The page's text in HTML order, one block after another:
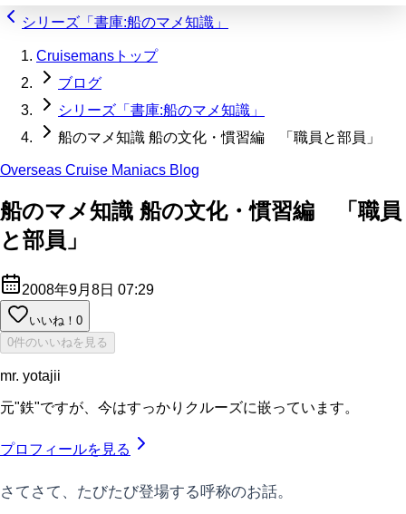
シリーズ「書庫:船のマメ知識」
Cruisemansトップ
ブログ
シリーズ「書庫:船のマメ知識」
船のマメ知識 船の文化・慣習編 「職員と部員」
Overseas Cruise Maniacs Blog
船のマメ知識 船の文化・慣習編 「職員
と部員」
2008年9月8日 07:29
いいね！ 0
0件のいいねを見る
mr. yotajii
元"鉄"ですが、今はすっかりクルーズに嵌っています。
プロフィールを見る
さてさて、たびたび登場する呼称のお話。